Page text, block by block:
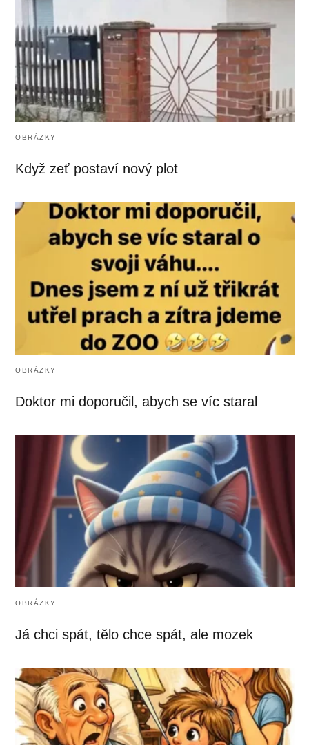
OBRÁZKY
Když zeť postaví nový plot
OBRÁZKY
Doktor mi doporučil, abych se víc staral
OBRÁZKY
Já chci spát, tělo chce spát, ale mozek